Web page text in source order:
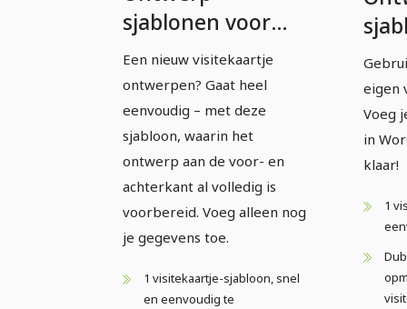
sjablonen voor
visitekaartjes –
Versie 7
Een nieuw visitekaartje
ontwerpen? Gaat heel
eenvoudig – met deze
sjabloon, waarin het
ontwerp aan de voor- en
achterkant al volledig is
voorbereid. Voeg alleen nog
je gegevens toe.
1 visitekaartje-sjabloon, snel
en eenvoudig te
eigen
Voeg
in
klaar!
1